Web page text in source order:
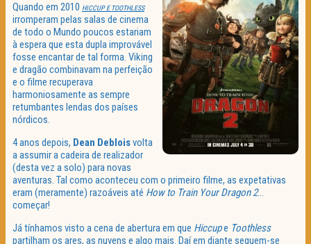
Quando em 2010 HICCUP E TOOTHLESS
irromperam pelas salas de cinema
de todo o Mundo poucos estariam
à espera que esta dupla improvável
fosse encantar de tal forma. Viking
e dragão combinavam na perfeição
e o filme recuperava
harmoniosamente as sempre
retumbantes lendas dos países
nórdicos.
4 anos depois, Dean Debloisvolta
a assumir a cadeira de realizador
(desta vez a solo) para novas
aventuras. Tal como aconteceu com o primeiro filme, as expetativas
eram (meramente) razoáveis até How to Train Your Dragon 2…
começar!
Já tínhamos visto a cena de abertura em que Hiccupe Toothless
partilham os ares, as nuvens e algo mais. Daí em diante seguem-se